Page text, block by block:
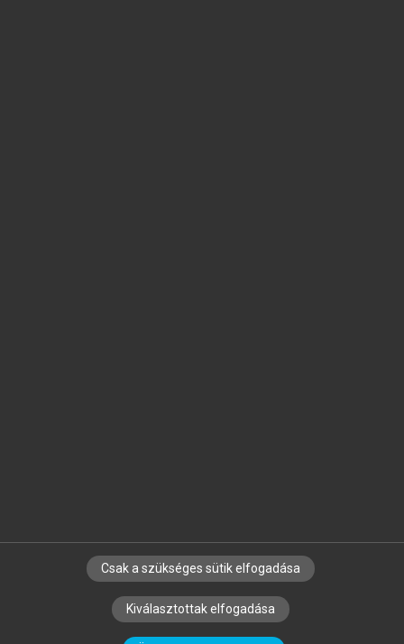
SZERZŐKNEK CÉGEKNEK KÖNYVTÁROSOKNAK
SZERKESZTÉSI ÉS LEKTORÁLÁSI ALAPELVEK
Csak a szükséges sütik elfogadása
Kiválasztottak elfogadása